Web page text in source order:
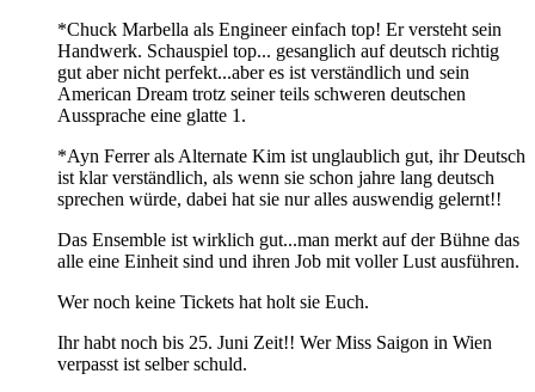
*Chuck Marbella als Engineer einfach top! Er versteht sein
Handwerk. Schauspiel top... gesanglich auf deutsch richtig
gut aber nicht perfekt...aber es ist verständlich und sein
American Dream trotz seiner teils schweren deutschen
Aussprache eine glatte 1.
*Ayn Ferrer als Alternate Kim ist unglaublich gut, ihr Deutsch
ist klar verständlich, als wenn sie schon jahre lang deutsch
sprechen würde, dabei hat sie nur alles auswendig gelernt!!
Das Ensemble ist wirklich gut...man merkt auf der Bühne das
alle eine Einheit sind und ihren Job mit voller Lust ausführen.
Wer noch keine Tickets hat holt sie Euch.
Ihr habt noch bis 25. Juni Zeit!! Wer Miss Saigon in Wien
verpasst ist selber schuld.